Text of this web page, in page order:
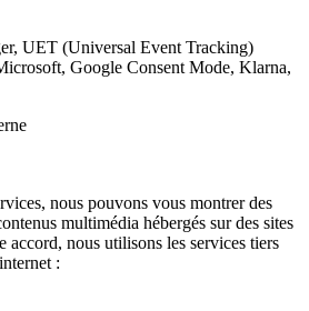
UET (Universal Event Tracking)
Google Consent Mode, Klarna,
nous pouvons vous montrer des
multimédia hébergés sur des sites
accord, nous utilisons les services tiers
: